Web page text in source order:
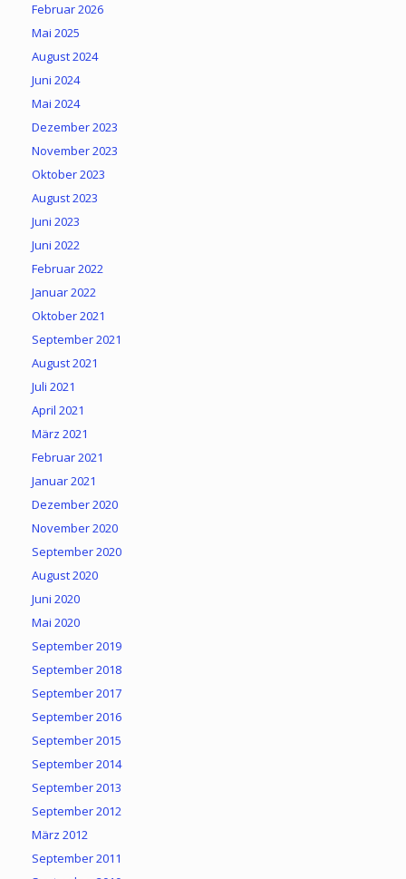
Februar 2026
Mai 2025
August 2024
Juni 2024
Mai 2024
Dezember 2023
November 2023
Oktober 2023
August 2023
Juni 2023
Juni 2022
Februar 2022
Januar 2022
Oktober 2021
September 2021
August 2021
Juli 2021
April 2021
März 2021
Februar 2021
Januar 2021
Dezember 2020
November 2020
September 2020
August 2020
Juni 2020
Mai 2020
September 2019
September 2018
September 2017
September 2016
September 2015
September 2014
September 2013
September 2012
März 2012
September 2011